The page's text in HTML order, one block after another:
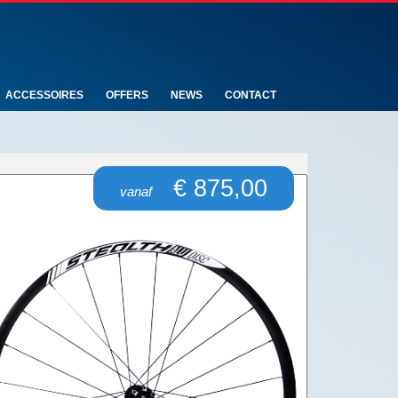
ACCESSOIRES OFFERS NEWS CONTACT
vanaf€ 875,00